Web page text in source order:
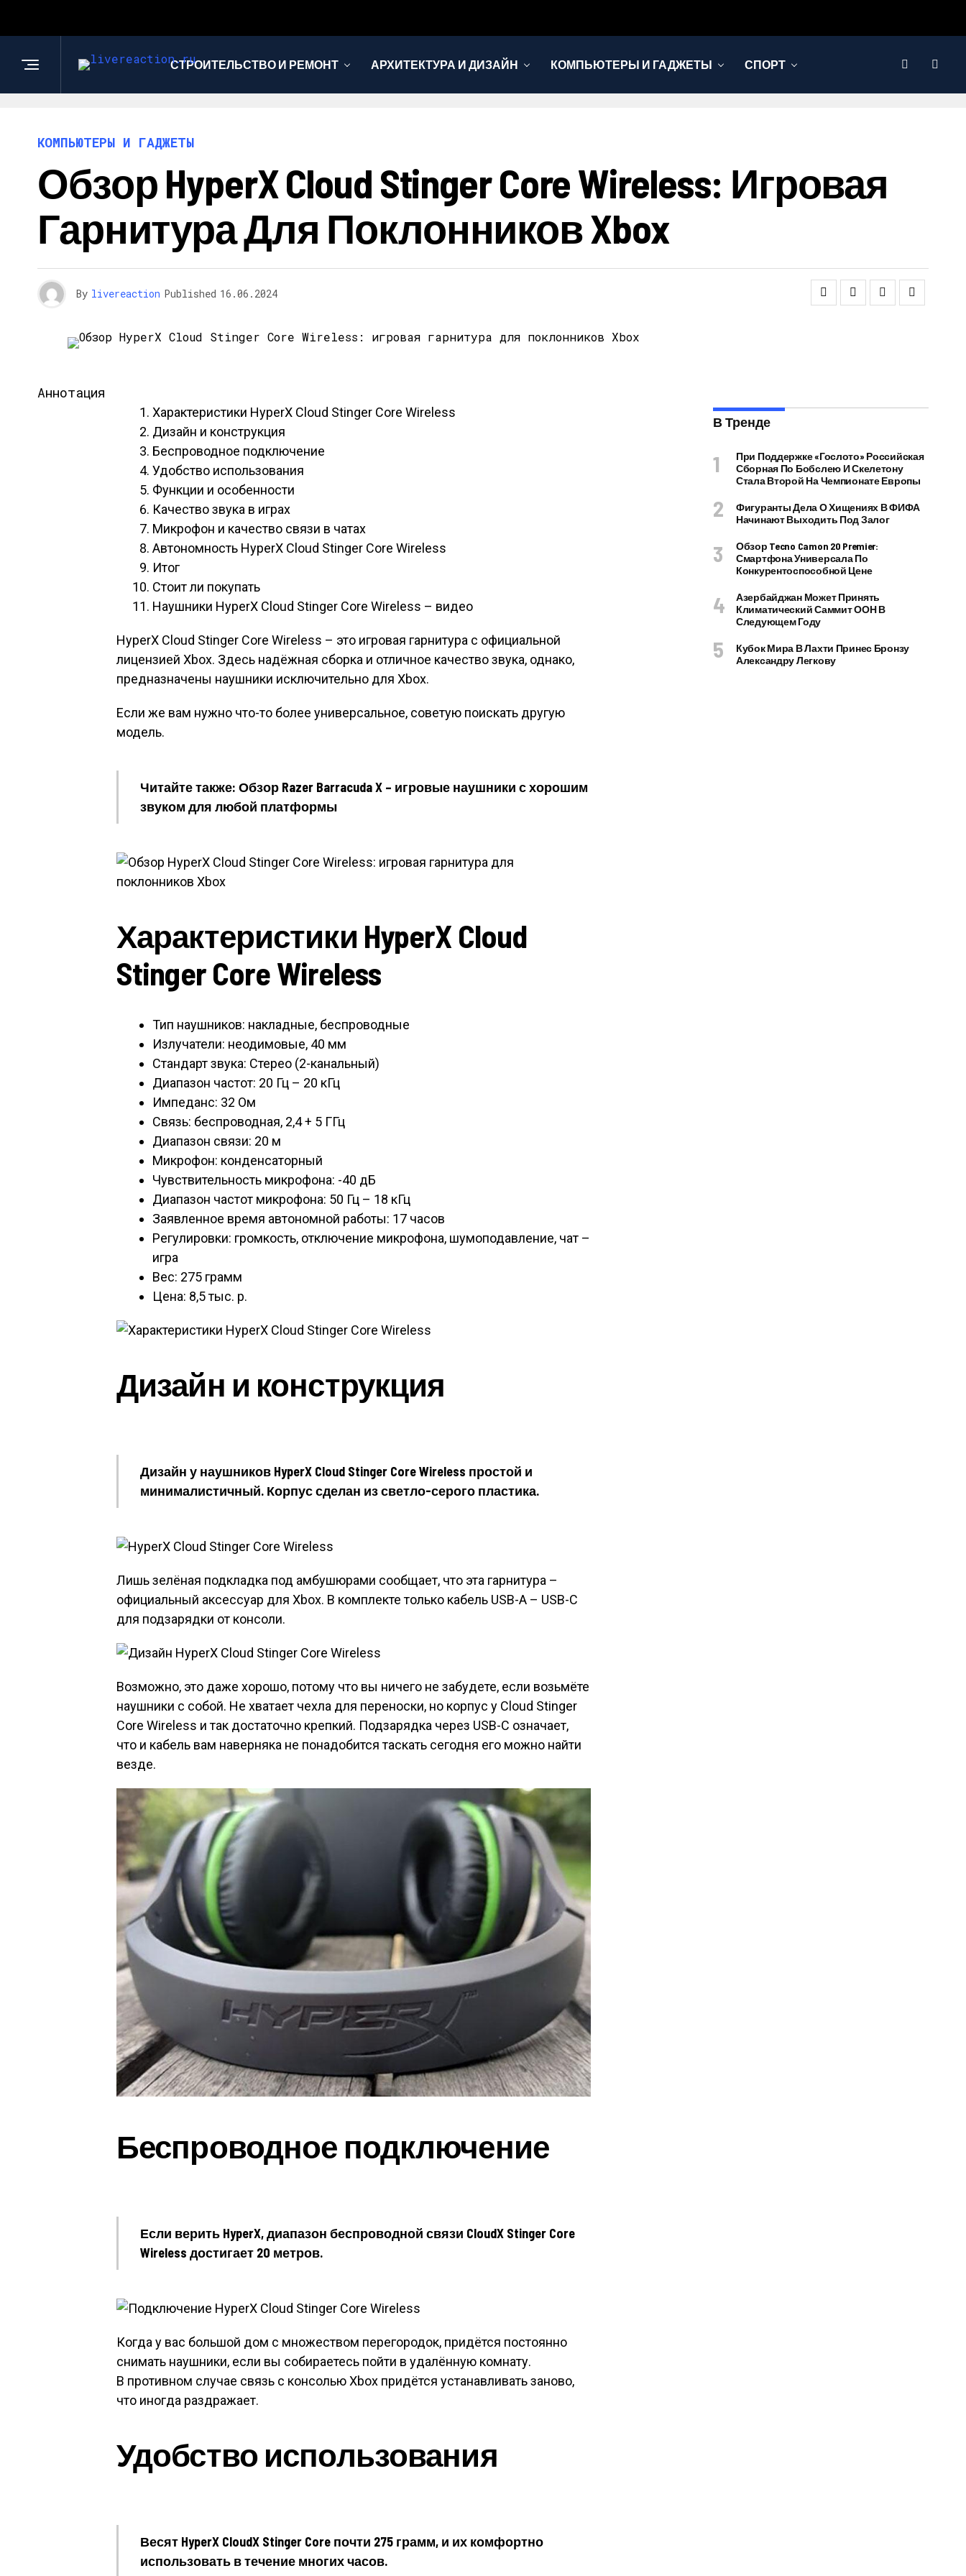
СТРОИТЕЛЬСТВО И РЕМОНТ АРХИТЕКТУРА И ДИЗАЙН КОМПЬЮТЕРЫ И ГАДЖЕТЫ СПОРТ
КОМПЬЮТЕРЫ И ГАДЖЕТЫ
Обзор HyperX Cloud Stinger Core Wireless: Игровая
Гарнитура Для Поклонников Xbox
By livereaction Published 16.06.2024
Аннотация
Характеристики HyperX Cloud Stinger Core Wireless
Дизайн и конструкция
Беспроводное подключение
Удобство использования
Функции и особенности
Качество звука в играх
Микрофон и качество связи в чатах
Автономность HyperX Cloud Stinger Core Wireless
Итог
Стоит ли покупать
Наушники HyperX Cloud Stinger Core Wireless – видео
HyperX Cloud Stinger Core Wireless – это игровая гарнитура с официальной
лицензией Xbox. Здесь надёжная сборка и отличное качество звука, однако,
предназначены наушники исключительно для Xbox.
Если же вам нужно что-то более универсальное, советую поискать другую
модель.
Читайте также: Обзор Razer Barracuda X – игровые наушники с хорошим
звуком для любой платформы
Характеристики HyperX Cloud
Stinger Core Wireless
Тип наушников: накладные, беспроводные
Излучатели: неодимовые, 40 мм
Стандарт звука: Стерео (2-канальный)
Диапазон частот: 20 Гц – 20 кГц
Импеданс: 32 Ом
Связь: беспроводная, 2,4 + 5 ГГц
Диапазон связи: 20 м
Микрофон: конденсаторный
Чувствительность микрофона: -40 дБ
Диапазон частот микрофона: 50 Гц – 18 кГц
Заявленное время автономной работы: 17 часов
Регулировки: громкость, отключение микрофона, шумоподавление, чат –
игра
Вес: 275 грамм
Цена: 8,5 тыс. р.
Дизайн и конструкция
Дизайн у наушников HyperX Cloud Stinger Core Wireless простой и
минималистичный. Корпус сделан из светло-серого пластика.
Лишь зелёная подкладка под амбушюрами сообщает, что эта гарнитура –
официальный аксессуар для Xbox. В комплекте только кабель USB-A – USB-C
для подзарядки от консоли.
Возможно, это даже хорошо, потому что вы ничего не забудете, если возьмёте
наушники с собой. Не хватает чехла для переноски, но корпус у Cloud Stinger
Core Wireless и так достаточно крепкий. Подзарядка через USB-C означает,
что и кабель вам наверняка не понадобится таскать сегодня его можно найти
везде.
Беспроводное подключение
Если верить HyperX, диапазон беспроводной связи CloudX Stinger Core
Wireless достигает 20 метров.
Когда у вас большой дом с множеством перегородок, придётся постоянно
снимать наушники, если вы собираетесь пойти в удалённую комнату.
В противном случае связь с консолью Xbox придётся устанавливать заново,
что иногда раздражает.
Удобство использования
Весят HyperX CloudX Stinger Core почти 275 грамм, и их комфортно
использовать в течение многих часов.
В Тренде
При Поддержке «Гослото» Российская
Сборная По Бобслею И Скелетону
Стала Второй На Чемпионате Европы
Фигуранты Дела О Хищениях В ФИФА
Начинают Выходить Под Залог
Обзор Tecno Camon 20 Premier:
Смартфона Универсала По
Конкурентоспособной Цене
Азербайджан Может Принять
Климатический Саммит ООН В
Следующем Году
Кубок Мира В Лахти Принес Бронзу
Александру Легкову